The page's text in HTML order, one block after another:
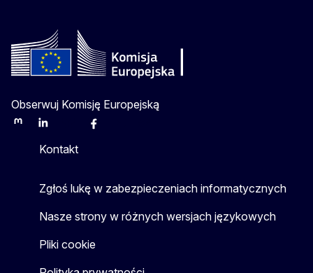
Obserwuj Komisję Europejską
MastodonLinkedInBlueskyFacebook
Kontakt
Zgłoś lukę w zabezpieczeniach informatycznych
Nasze strony w różnych wersjach językowych
Pliki cookie